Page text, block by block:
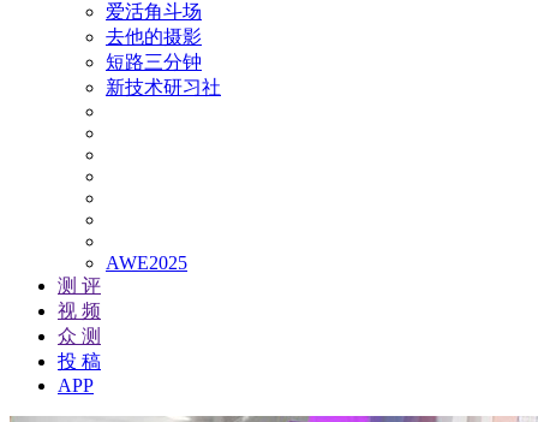
爱活角斗场
去他的摄影
短路三分钟
新技术研习社
AWE2025
测 评
视 频
众 测
投 稿
APP